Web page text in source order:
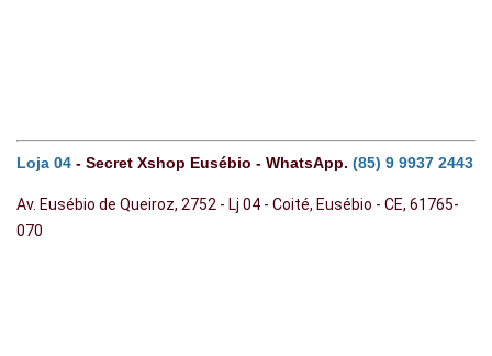
Loja 04 - Secret Xshop Eusébio - WhatsApp. (85) 9 9937 2443
Av. Eusébio de Queiroz, 2752 - Lj 04 - Coité, Eusébio - CE, 61765-
070